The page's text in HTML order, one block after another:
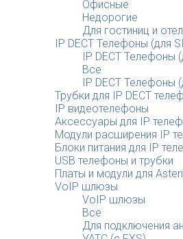
Офисные
Недорогие
Для гостиниц и
IP DECT Телефоны (для
IP DECT Телефоны
Все
IP DECT Телефоны
Трубки для IP DECT
IP видеотелефоны
Аксессуары для IP
Модули расширения IP
Блоки питания для IP
USB телефоны и трубки
Платы и модули для
VoIP шлюзы
VoIP шлюзы
Все
Для подключения